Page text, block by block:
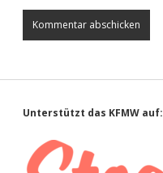
Sidebar
Unterstützt das KFMW auf: